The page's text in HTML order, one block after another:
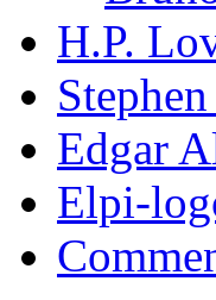
H.P.
Edgar
Elpi-